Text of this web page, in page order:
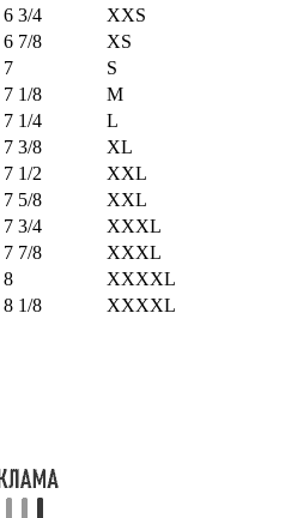
6 3/4
XXS
6 7/8
XS
7
S
7 1/8
M
7 1/4
L
7 3/8
XL
7 1/2
XXL
7 5/8
XXL
7 3/4
XXXL
7 7/8
XXXL
8
XXXXL
8 1/8 XXXXL